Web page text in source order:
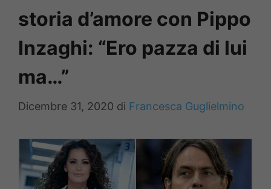
storia d’amore con Pippo
Inzaghi: “Ero pazza di lui
ma…”
Dicembre 31, 2020 di Francesca Guglielmino